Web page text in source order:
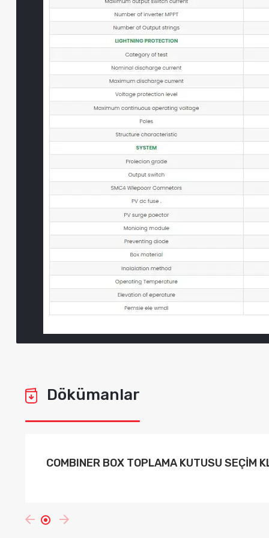
Dökümanlar
COMBINER BOX TOPLAMA KUTUSU SEÇİM